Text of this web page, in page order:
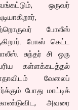
ஒருவர்
போலீஸ்
போஸ் கெட்ட
சுந்தர் சி ஒரு
கள்ளக்கடத்தல்
வேலைப்
போது மாட்டிக்
அவரை